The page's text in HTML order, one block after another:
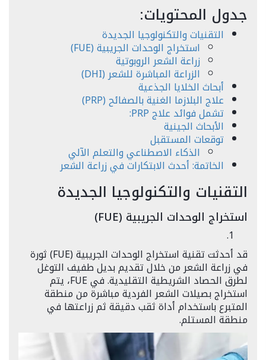
جدول المحتويات:
التقنيات والتكنولوجيا الجديدة
استخراج الوحدات الجريبية (FUE)
زراعة الشعر الروبوتية
الزراعة المباشرة للشعر (DHI)
أبحاث الخلايا الجذعية
علاج البلازما الغنية بالصفائح (PRP)
تشمل فوائد علاج PRP:
الأبحاث الجينية
توقعات المستقبل
الذكاء الاصطناعي والتعلم الآلي
الخاتمة: أحدث الابتكارات في زراعة الشعر
التقنيات والتكنولوجيا الجديدة
استخراج الوحدات الجريبية (FUE)
قد أحدثت تقنية استخراج الوحدات الجريبية (FUE) ثورة
في زراعة الشعر من خلال تقديم بديل طفيف التوغل
لطرق الحصاد الشريطية التقليدية. في FUE، يتم
استخراج بصيلات الشعر الفردية مباشرة من منطقة
المتبرع باستخدام أداة ثقب دقيقة ثم زراعتها في
منطقة المستلم.